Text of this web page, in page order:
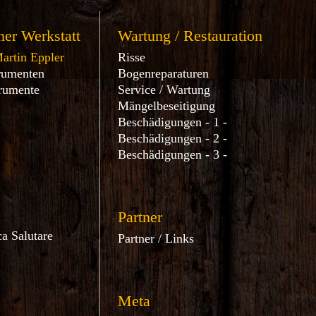
Werkstatt
Eppler
Salutare
Wartung / Restauration
Risse
Bogenreparaturen
Service / Wartung
Mängelbeseitigung
Beschädigungen - 1 -
Beschädigungen - 2 -
Beschädigungen - 3 -
Partner
Partner / Links
Meta